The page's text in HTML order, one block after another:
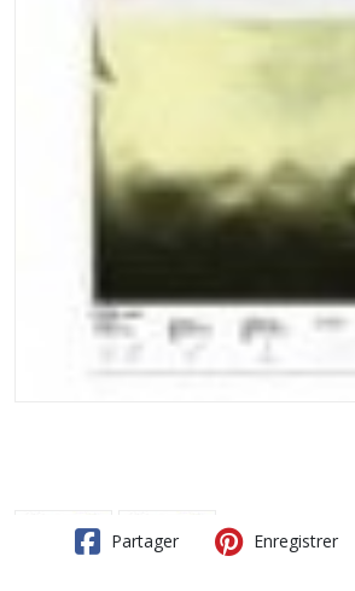
Partager Enregistrer